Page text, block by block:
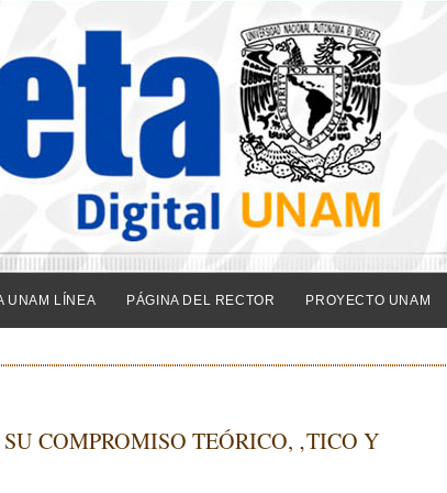
UNAM LÍNEA PÁGINA DEL RECTOR PROYECTO UNAM
COMPROMISO TEÓRICO, ‚TICO Y